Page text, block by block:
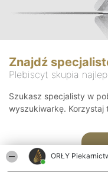
ORŁY
Znajdź
Plebiscyt skupia
Szukasz specjalisty w
wyszukiwarkę. Korzystaj